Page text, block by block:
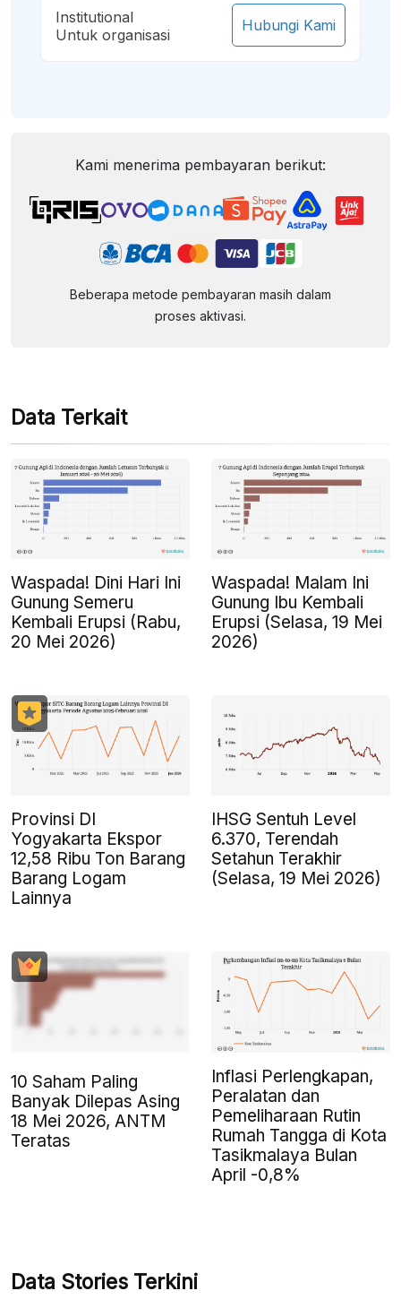
Institutional
Untuk organisasi
Hubungi Kami
Kami menerima pembayaran berikut:
Beberapa metode pembayaran masih dalam
proses aktivasi.
Data Terkait
Waspada! Dini Hari Ini
Gunung Semeru
Kembali Erupsi (Rabu,
20 Mei 2026)
Waspada! Malam Ini
Gunung Ibu Kembali
Erupsi (Selasa, 19 Mei
2026)
Provinsi DI
Yogyakarta Ekspor
12,58 Ribu Ton Barang
Barang Logam
Lainnya
IHSG Sentuh Level
6.370, Terendah
Setahun Terakhir
(Selasa, 19 Mei 2026)
10 Saham Paling
Banyak Dilepas Asing
18 Mei 2026, ANTM
Teratas
Inflasi Perlengkapan,
Peralatan dan
Pemeliharaan Rutin
Rumah Tangga di Kota
Tasikmalaya Bulan
April -0,8%
Data Stories Terkini